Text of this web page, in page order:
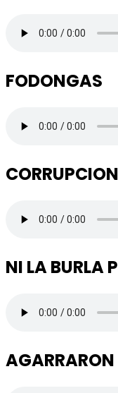
FODONGAS
NI LA BURLA